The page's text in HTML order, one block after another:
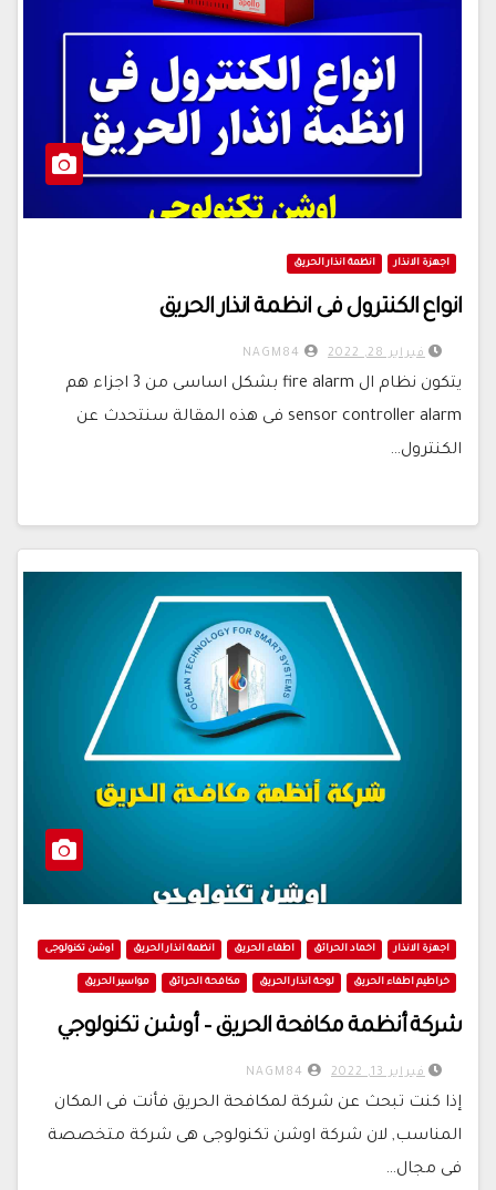
اجهزة الانذار انظمة انذار الحريق
انواع الكنترول فى انظمة انذار الحريق
فبراير 28, 2022
يتكون نظام ال fire alarm بشكل اساسى من 3 اجزاء هم
sensor controller alarm فى هذه المقالة سنتحدث عن
الكنترول…
اجهزة الانذار اخماد الحرائق اطفاء الحريق انظمة انذار الحريق اوشن تكنولوجى
خراطيم اطفاء الحريق لوحة انذار الحريق مكافحة الحرائق مواسير الحريق
شركة أنظمة مكافحة الحريق – أوشن تكنولوجي
فبراير 13, 2022
إذا كنت تبحث عن شركة لمكافحة الحريق فأنت فى المكان
المناسب, لان شركة اوشن تكنولوجى هى شركة متخصصة
فى مجال…